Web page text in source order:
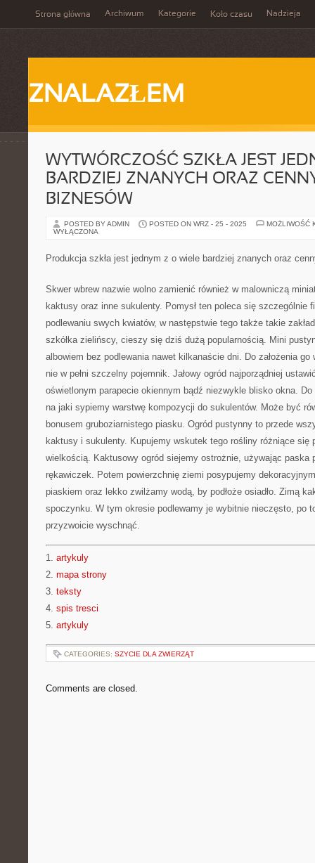
Strona główna Archiwum Kategorie Koło czasu Nadzieja
ZNALAZŁEM
WYTWÓRCZOŚĆ SZKŁA JEST
BARDZIEJ ZNANYCH ORAZ
BIZNESÓW
POSTED BY ADMIN POSTED ON WRZ - 25 - 2025
MOŻLIWOŚĆ
WYŁĄCZONA
Produkcja szkła jest jednym z o wiele bardziej znanych oraz
Skwer wbrew nazwie wolno zamienić również w malowniczą
kaktusy oraz inne sukulenty. Pomysł ten poleca się szczególnie
podlewaniu swych kwiatów, w następstwie tego także takie
szkółka zielińscy, cieszy się dziś dużą popularnością. Mini
albowiem bez podlewania nawet kilkanaście dni. Do założenia
nie w pełni szczelny pojemnik. Jałowy ogród najporządniej
oświetlonym parapecie okiennym bądź niezwykle blisko okna.
na jaki sypiemy warstwę kompozycji do sukulentów. Może być
bonusem gruboziarnistego piasku. Ogród pustynny to przede
kaktusy i sukulenty. Kupujemy wskutek tego rośliny różniące się
wielkością. Kaktusowy ogród siejemy ostrożnie, używając paska
rękawiczek. Potem powierzchnię ziemi posypujemy
piaskiem oraz lekko zwilżamy wodą, by podłoże osiadło. Zimą
spoczynku. W tym okresie podlewamy je wybitnie nieczęsto, po
przyzwoicie wyschnąć.
1. artykuly
2. mapa strony
3. teksty
4. spis tresci
5. artykuly
CATEGORIES: SZYCIE DLA ZWIERZĄT
Comments are closed.